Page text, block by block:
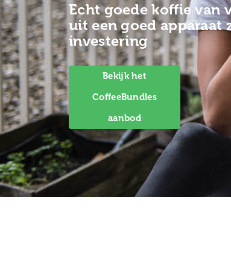
Echt goede koffie van
uit een goed apparaat
investering
Bekijk het
CoffeeBundles
aanbod